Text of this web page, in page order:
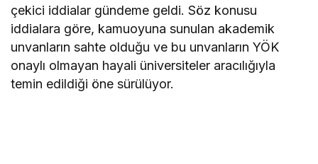
çekici iddialar gündeme geldi. Söz konusu
iddialara göre, kamuoyuna sunulan akademik
unvanların sahte olduğu ve bu unvanların YÖK
onaylı olmayan hayali üniversiteler aracılığıyla
temin edildiği öne sürülüyor.